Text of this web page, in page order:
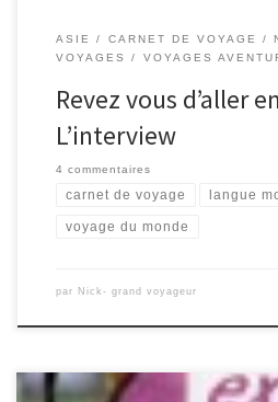
ASIE CARNET DE VOYAGE
VOYAGES
VOYAGES
Revez vous d’aller
L’interview
4 commentaires
carnet de voyage langue
voyage du monde
par Nick- grand voyageur